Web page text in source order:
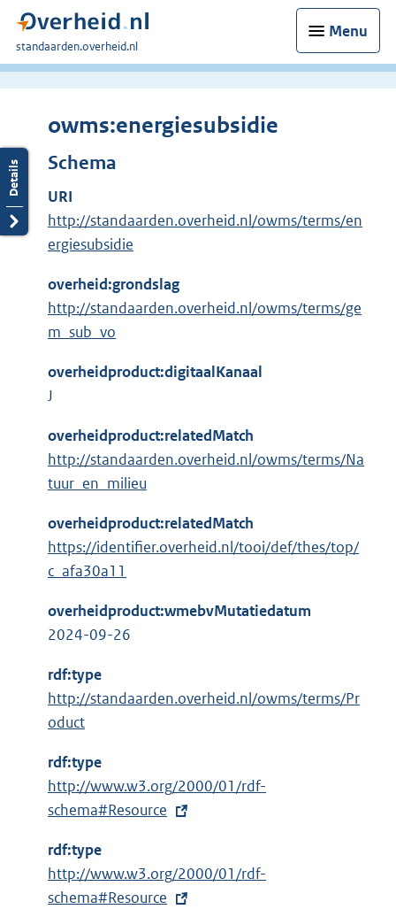
Menu
U
bent
standaarden.overheid.nl
owms:energiesubsidie
Schema
URI
http://standaarden.overheid.nl/owms/terms/en
ergiesubsidie
overheid:grondslag
http://standaarden.overheid.nl/owms/terms/ge
m_sub_vo
overheidproduct:digitaalKanaal
J
overheidproduct:relatedMatch
http://standaarden.overheid.nl/owms/terms/Na
tuur_en_milieu
overheidproduct:relatedMatch
https://identifier.overheid.nl/tooi/def/thes/top/
c_afa30a11
overheidproduct:wmebvMutatiedatum
2024-09-26
rdf:type
http://standaarden.overheid.nl/owms/terms/Pr
oduct
rdf:type
E
x
e
r
n
http://www.w3.org/2000/01/rdf-
schema#Resource
rdf:type
E
x
http://www.w3.org/2000/01/rdf-
schema#Resource